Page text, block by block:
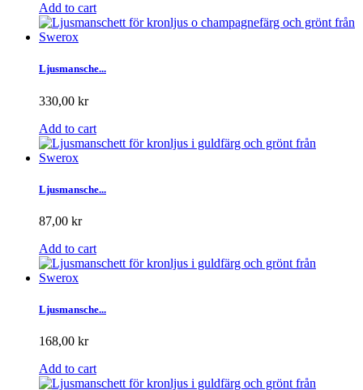
Add to cart
Ljusmansche...
330,00 kr
Add to cart
Ljusmansche...
87,00 kr
Add to cart
Ljusmansche...
168,00 kr
Add to cart